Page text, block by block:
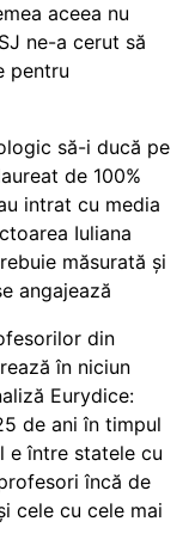
aceea nu
ne-a cerut să
pentru
să-i ducă pe
de 100%
intrat cu media
Iuliana
măsurată și
angajează
din
în niciun
Eurydice:
de ani în timpul
e între statele cu
încă de
cele cu cele mai